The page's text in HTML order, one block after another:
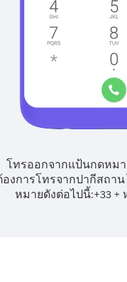
โทรออกจากแป้นกดหมา
องการโทรจากปากีสถาน
หมายดังต่อไปนี้:+33+